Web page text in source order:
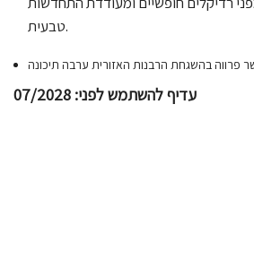
טבעית.
פרווה בהשגחת הרבנות האזורית ערבה תיכונה
עדיף להשתמש לפני: 07/2028